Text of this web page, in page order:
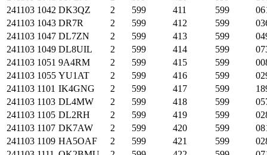
241103 1042 DK3QZ 2 599 411 599
241103 1043 DR7R 2 599 412 599
241103 1047 DL7ZN 2 599 413 599
241103 1049 DL8UIL 2 599 414 599
241103 1051 9A4RM 2 599 415 599
241103 1055 YU1AT 2 599 416 599
241103 1101 IK4GNG 2 599 417 599
241103 1103 DL4MW 2 599 418 599
241103 1105 DL2RH 2 599 419 599
241103 1107 DK7AW 2 599 420 599
241103 1109 HA5OAF 2 599 421 599